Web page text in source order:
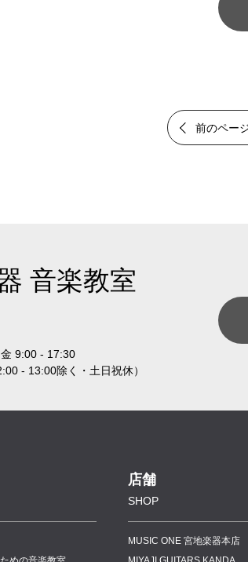
前のペー
音楽教室
金 9:00 - 17:30
- 13:00除く・土日祝休）
店舗
SHOP
MUSIC ONE 宮地楽器本店